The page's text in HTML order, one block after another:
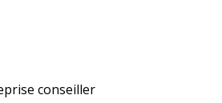
conseiller